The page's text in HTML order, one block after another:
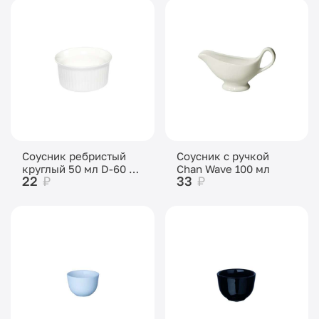
Соусник ребристый
круглый 50 мл D-60 H-
32 мм
22 ₽
Соусник с ручкой
Chan Wave 100 мл
33 ₽